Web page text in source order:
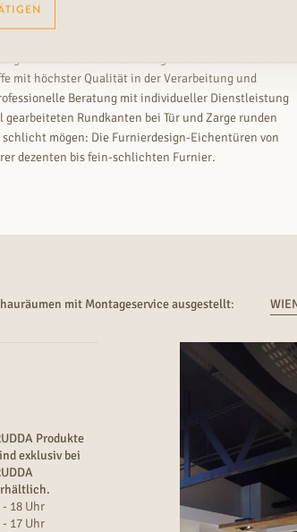
mit innovativer Technologie und stellt höchste
mit höchster Qualität in der Verarbeitung und
Beratung mit individueller Dienstleistung
Rundkanten bei Tür und Zarge runden
schlicht mögen: Die Furnierdesign-Eichentüren von
dezenten bis fein-schlichten Furnier.
mit Montageservice ausgestellt:
Produkte
exklusiv bei
- 18 Uhr
- 17 Uhr